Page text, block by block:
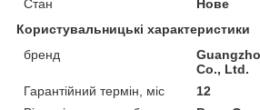
Стан
Нове
Користувальницькі характеристики
бренд
Co., Ltd.
Гарантійний термін, міс
12